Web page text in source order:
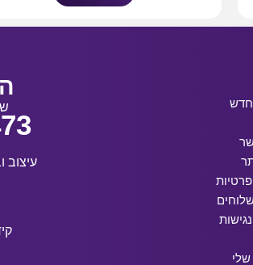
פרטיות
עיצוב